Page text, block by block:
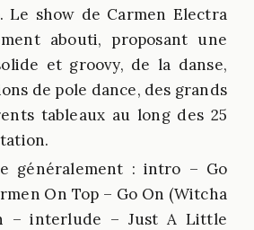
Le show de Carmen Electra
abouti, proposant une
et groovy, de la danse,
de pole dance, des grands
tableaux au long des 25
généralement : intro – Go
On Top – Go On (Witcha
– interlude – Just A Little